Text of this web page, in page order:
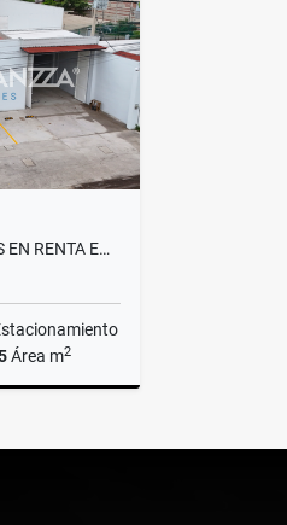
BODEGA CON LOCALES EN RENTA EN ÁLVARO OBREGÓN, TECOMÁN, COLIMA
Área m2